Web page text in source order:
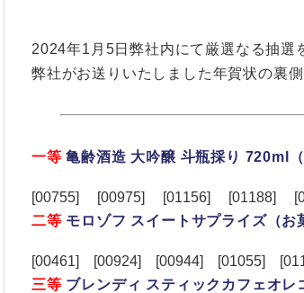
2024年1月5日弊社内にて厳選なる抽選
弊社がお送りいたしました年賀状の裏
一等 亀齢酒造 大吟醸 斗瓶採り 720ml
[00755] [00975] [01156] [01188]
二等 モロゾフ スイートサプライズ（お
[00461] [00924] [00944] [01055]
三等 ブレンディ スティックカフェオ